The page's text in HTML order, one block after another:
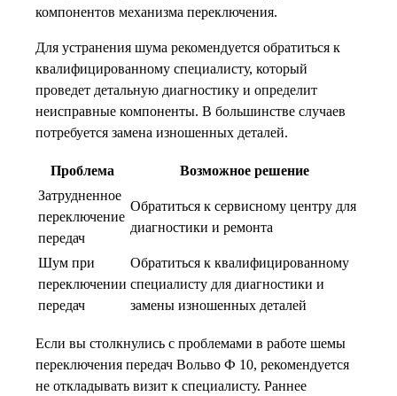
компонентов механизма переключения.
Для устранения шума рекомендуется обратиться к
квалифицированному специалисту, который
проведет детальную диагностику и определит
неисправные компоненты. В большинстве случаев
потребуется замена изношенных деталей.
Проблема
Возможное решение
Затрудненное
переключение
передач
Обратиться к сервисному центру для
диагностики и ремонта
Шум при
переключении
передач
Обратиться к квалифицированному
специалисту для диагностики и
замены изношенных деталей
Если вы столкнулись с проблемами в работе шемы
переключения передач Вольво Ф 10, рекомендуется
не откладывать визит к специалисту. Раннее